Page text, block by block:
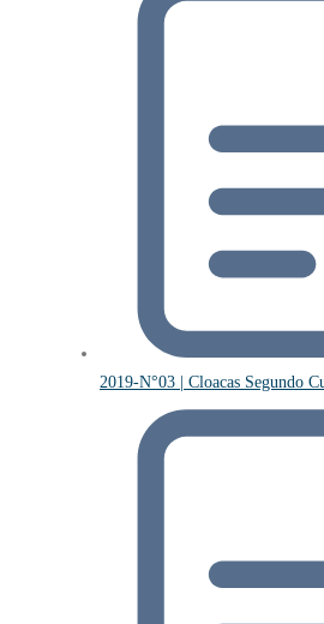
2019-N°03 | Cloacas Segundo